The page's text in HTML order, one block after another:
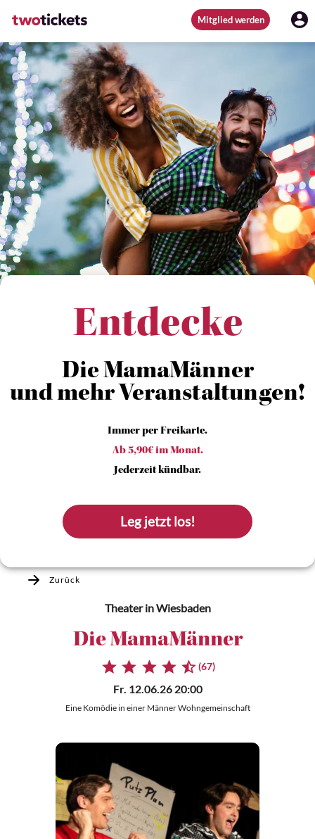
Mitglied werden
Entdecke
Die MamaMänner
und mehr Veranstaltungen!
Immer per Freikarte.
Ab 5,90€ im Monat.
Jederzeit kündbar.
Leg jetzt los!
Zurück
Theaterin Wiesbaden
Die MamaMänner
(67)
Fr. 12.06.26 20:00
Eine Komödie in einer Männer Wohngemeinschaft